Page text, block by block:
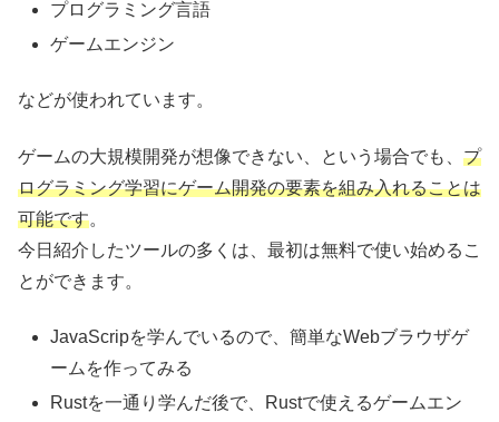
プログラミング言語
ゲームエンジン
などが使われています。
ゲームの大規模開発が想像できない、という場合でも、 プ
ログラミング学習にゲーム開発の要素を組み入れることは
可能です。
今日紹介したツールの多くは、最初は無料で使い始めるこ
とができます。
JavaScripを学んでいるので、簡単なWebブラウザゲ
ームを作ってみる
Rustを一通り学んだ後で、Rustで使えるゲームエン